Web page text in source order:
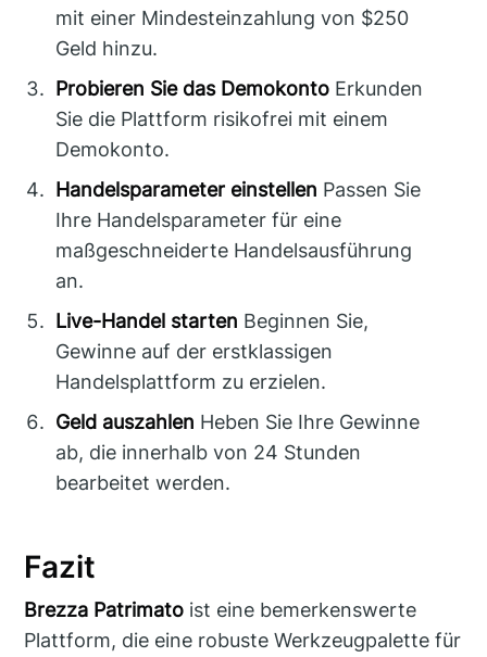
mit einer Mindesteinzahlung von $250
Geld hinzu.
Probieren Sie das Demokonto Erkunden
Sie die Plattform risikofrei mit einem
Demokonto.
Handelsparameter einstellen Passen Sie
Ihre Handelsparameter für eine
maßgeschneiderte Handelsausführung
an.
Live-Handel starten Beginnen Sie,
Gewinne auf der erstklassigen
Handelsplattform zu erzielen.
Geld auszahlen Heben Sie Ihre Gewinne
ab, die innerhalb von 24 Stunden
bearbeitet werden.
Fazit
Brezza Patrimato ist eine bemerkenswerte
Plattform, die eine robuste Werkzeugpalette für